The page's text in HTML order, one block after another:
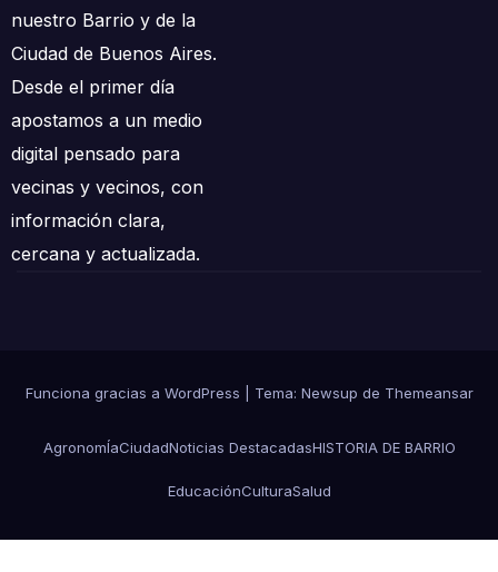
nuestro Barrio y de la
Ciudad de Buenos Aires.
Desde el primer día
apostamos a un medio
digital pensado para
vecinas y vecinos, con
información clara,
cercana y actualizada.
Funciona gracias a WordPress Tema: Newsup de Themeansar
AgronomÍaCiudadNoticias DestacadasHISTORIA DE BARRIO
EducaciónCulturaSalud